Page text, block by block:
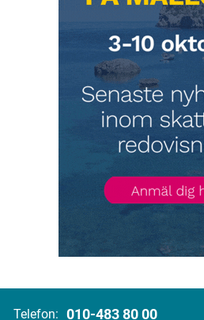
Telefon: 010-483 80 00